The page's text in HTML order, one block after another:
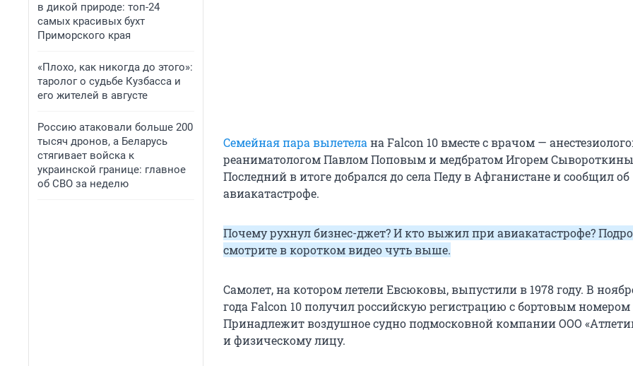
в дикой природе: топ-24
самых красивых бухт
Приморского края
«Плохо, как никогда до этого»:
таролог о судьбе Кузбасса и
его жителей в августе
Россию атаковали больше 200
тысяч дронов, а Беларусь
стягивает войска к
украинской границе: главное
об СВО за неделю
Семейная пара вылетела на Falcon 10 вместе с врачом —
реаниматологом Павлом Поповым и медбратом Игорем
Последний в итоге добрался до села Педу в Афганистане и сообщил об
авиакатастрофе.
Почему рухнул бизнес-джет? И кто выжил при авиакатастрофе?
смотрите в коротком видео чуть выше.
Самолет, на котором летели Евсюковы, выпустили в 1978 году. В
года Falcon 10 получил российскую регистрацию с бортовым номером
Принадлежит воздушное судно подмосковной компании ООО
и физическому лицу.